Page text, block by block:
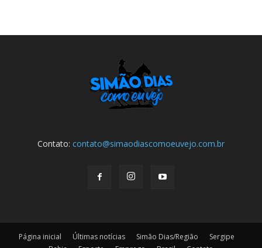
Contato: contato@simaodiascomoeuvejo.com.br
Página inicial Últimas notícias Simão Dias/Região
Sergipe